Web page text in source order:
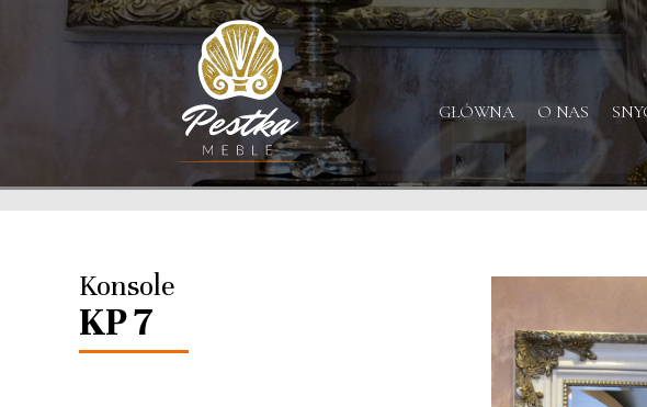
GŁÓWNA O NAS
Konsole
KP 7